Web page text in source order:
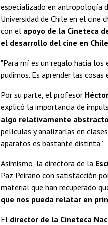
especializado en antropología
Universidad de Chile en el
con el apoyo de la Cineteca
el desarrollo del cine en Chile
"Para mí es un regalo hacia
pudimos. Es aprender las
Por su parte, el profesor
explicó la importancia de
algo relativamente abstracto
películas y analizarlas en
aparatos es bastante distinta”.
Asimismo, la directora de la
Paz Peirano con satisfacción
material que han recuperado
que nos pueda relatar en
El director de la Cineteca